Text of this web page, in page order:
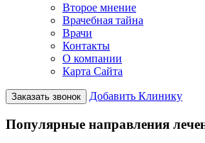
Второе мнение
Врачебная тайна
Врачи
Контакты
О компании
Карта Сайта
Заказать звонок Добавить Клинику
Популярные направления